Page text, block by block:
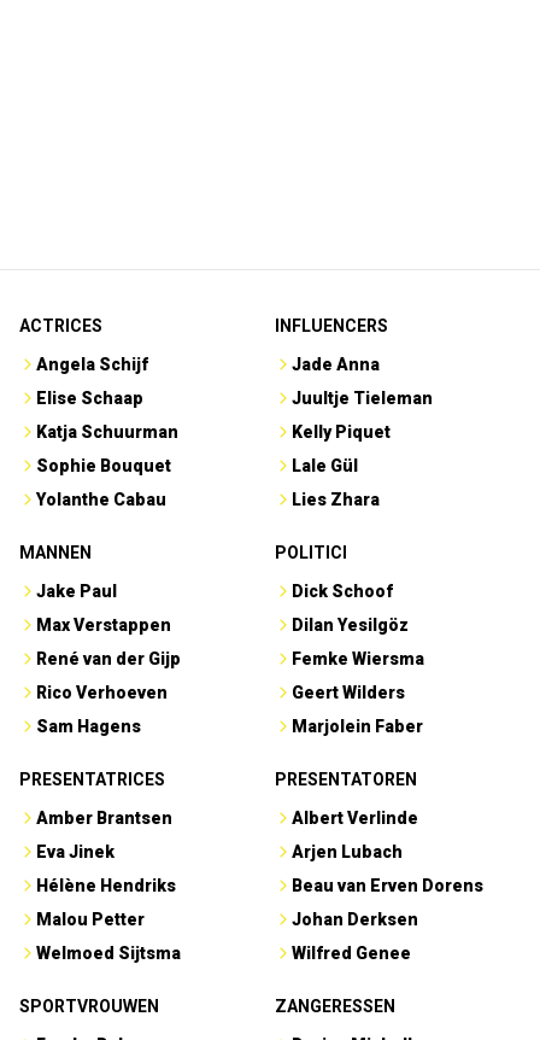
ACTRICES
Angela Schijf
Elise Schaap
Katja Schuurman
Sophie Bouquet
Yolanthe Cabau
INFLUENCERS
Jade Anna
Juultje Tieleman
Kelly Piquet
Lale Gül
Lies Zhara
MANNEN
Jake Paul
Max Verstappen
René van der Gijp
Rico Verhoeven
Sam Hagens
POLITICI
Dick Schoof
Dilan Yesilgöz
Femke Wiersma
Geert Wilders
Marjolein Faber
PRESENTATRICES
Amber Brantsen
Eva Jinek
Hélène Hendriks
Malou Petter
Welmoed Sijtsma
PRESENTATOREN
Albert Verlinde
Arjen Lubach
Beau van Erven Dorens
Johan Derksen
Wilfred Genee
SPORTVROUWEN
ZANGERESSEN